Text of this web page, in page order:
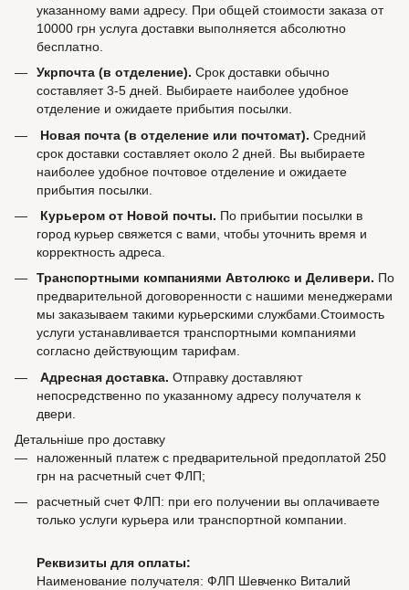
указанному вами адресу. При общей стоимости заказа от
10000 грн услуга доставки выполняется абсолютно
бесплатно.
Укрпочта (в отделение). Срок доставки обычно
составляет 3-5 дней. Выбираете наиболее удобное
отделение и ожидаете прибытия посылки.
Новая почта (в отделение или почтомат). Средний
срок доставки составляет около 2 дней. Вы выбираете
наиболее удобное почтовое отделение и ожидаете
прибытия посылки.
Курьером от Новой почты. По прибытии посылки в
город курьер свяжется с вами, чтобы уточнить время и
корректность адреса.
Транспортными компаниями Автолюкс и Деливери. По
предварительной договоренности с нашими менеджерами
мы заказываем такими курьерскими службами.Стоимость
услуги устанавливается транспортными компаниями
согласно действующим тарифам.
Адресная доставка. Отправку доставляют
непосредственно по указанному адресу получателя к
двери.
Детальніше про доставку
наложенный платеж с предварительной предоплатой 250
грн на расчетный счет ФЛП;
расчетный счет ФЛП: при его получении вы оплачиваете
только услуги курьера или транспортной компании.
Реквизиты для оплаты:
Наименование получателя: ФЛП Шевченко Виталий